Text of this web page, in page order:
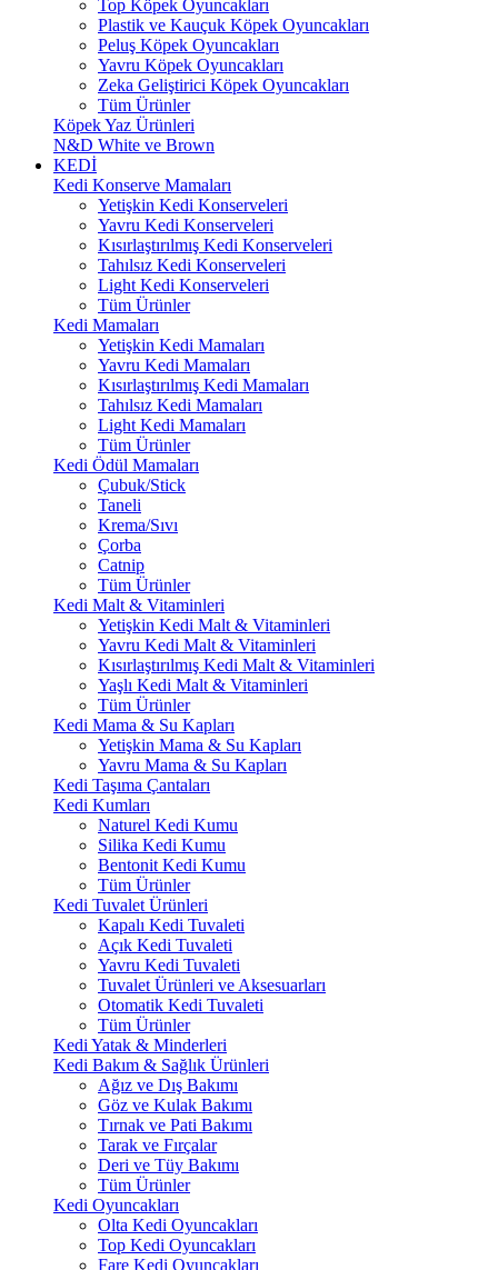
Top Köpek Oyuncakları
Plastik ve Kauçuk Köpek Oyuncakları
Peluş Köpek Oyuncakları
Yavru Köpek Oyuncakları
Zeka Geliştirici Köpek Oyuncakları
Tüm Ürünler
Köpek Yaz Ürünleri
N&D White ve Brown
KEDİ
Kedi Konserve Mamaları
Yetişkin Kedi Konserveleri
Yavru Kedi Konserveleri
Kısırlaştırılmış Kedi Konserveleri
Tahılsız Kedi Konserveleri
Light Kedi Konserveleri
Tüm Ürünler
Kedi Mamaları
Yetişkin Kedi Mamaları
Yavru Kedi Mamaları
Kısırlaştırılmış Kedi Mamaları
Tahılsız Kedi Mamaları
Light Kedi Mamaları
Tüm Ürünler
Kedi Ödül Mamaları
Çubuk/Stick
Taneli
Krema/Sıvı
Çorba
Catnip
Tüm Ürünler
Kedi Malt & Vitaminleri
Yetişkin Kedi Malt & Vitaminleri
Yavru Kedi Malt & Vitaminleri
Kısırlaştırılmış Kedi Malt & Vitaminleri
Yaşlı Kedi Malt & Vitaminleri
Tüm Ürünler
Kedi Mama & Su Kapları
Yetişkin Mama & Su Kapları
Yavru Mama & Su Kapları
Kedi Taşıma Çantaları
Kedi Kumları
Naturel Kedi Kumu
Silika Kedi Kumu
Bentonit Kedi Kumu
Tüm Ürünler
Kedi Tuvalet Ürünleri
Kapalı Kedi Tuvaleti
Açık Kedi Tuvaleti
Yavru Kedi Tuvaleti
Tuvalet Ürünleri ve Aksesuarları
Otomatik Kedi Tuvaleti
Tüm Ürünler
Kedi Yatak & Minderleri
Kedi Bakım & Sağlık Ürünleri
Ağız ve Dış Bakımı
Göz ve Kulak Bakımı
Tırnak ve Pati Bakımı
Tarak ve Fırçalar
Deri ve Tüy Bakımı
Tüm Ürünler
Kedi Oyuncakları
Olta Kedi Oyuncakları
Top Kedi Oyuncakları
Fare Kedi Oyuncakları